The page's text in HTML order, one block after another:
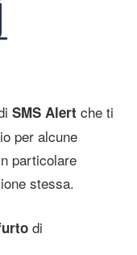
SMS Alert che ti
per alcune
particolare
stessa.
di